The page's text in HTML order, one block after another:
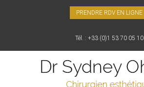
PRENDRE RDV EN LIGNE
Tél. : +33 (0)1 53 70 05 10